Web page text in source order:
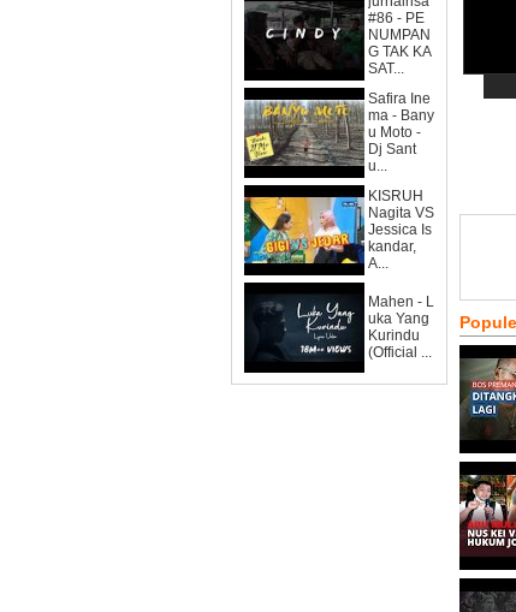
#86 - PE
NUMPAN
G TAK KA
SAT...
Safira Ine
ma - Bany
u Moto -
Dj Sant
u...
KISRUH
Nagita VS
Jessica Is
kandar,
A...
Mahen - L
uka Yang
Kurindu
(Official ...